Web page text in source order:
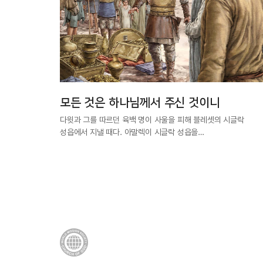
모든 것은 하나님께서 주신 것이니
다윗과 그를 따르던 육백 명이 사울을 피해 블레셋의 시글락
성읍에서 지낼 때다. 아말렉이 시글락 성읍을…